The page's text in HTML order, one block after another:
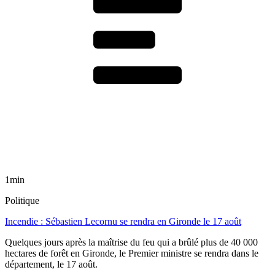
1min
Politique
Incendie : Sébastien Lecornu se rendra en Gironde le 17 août
Quelques jours après la maîtrise du feu qui a brûlé plus de 40 000
hectares de forêt en Gironde, le Premier ministre se rendra dans le
département, le 17 août.